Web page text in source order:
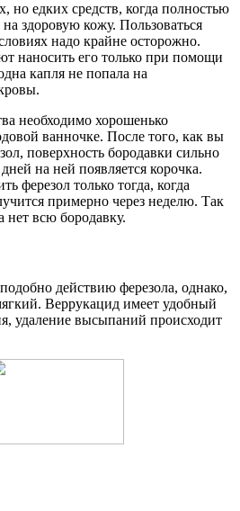
но едких средств, когда полностью
здоровую кожу. Пользоваться
надо крайне осторожно.
наносить его только при помощи
капля не попала на
необходимо хорошенько
ванночке. После того, как вы
поверхность бородавки сильно
на ней появляется корочка.
ферезол только тогда, когда
примерно через неделю. Так
нет всю бородавку.
действию ферезола, однако,
Веррукацид имеет удобный
удаление высыпаний происходит